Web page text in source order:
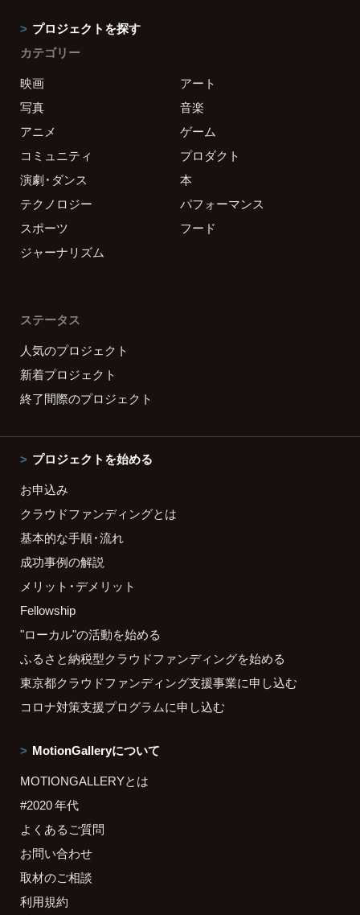
プロジェクトを探す
カテゴリー
映画
アート
写真
音楽
アニメ
ゲーム
コミュニティ
プロダクト
演劇・ダンス
本
テクノロジー
パフォーマンス
スポーツ
フード
ジャーナリズム
ステータス
人気のプロジェクト
新着プロジェクト
終了間際のプロジェクト
プロジェクトを始める
お申込み
クラウドファンディングとは
基本的な手順・流れ
成功事例の解説
メリット・デメリット
Fellowship
"ローカル"の活動を始める
ふるさと納税型クラウドファンディングを始める
東京都クラウドファンディング支援事業に申し込む
コロナ対策支援プログラムに申し込む
MotionGalleryについて
MOTIONGALLERYとは
#2020 年代
よくあるご質問
お問い合わせ
取材のご相談
利用規約